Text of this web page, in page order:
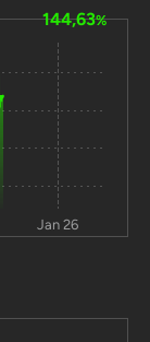
144,63%
Jan 26